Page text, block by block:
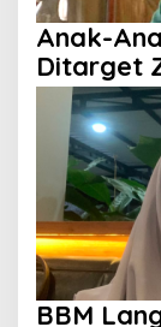
Anak-
Ditarget
Anak
BBM